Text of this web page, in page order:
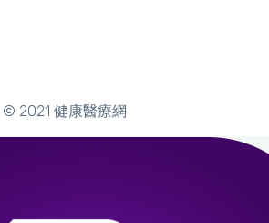
© 2021 健康醫療網